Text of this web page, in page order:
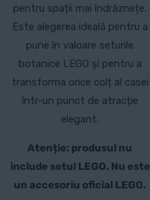
pentru spații mai îndrăznețe.
Este alegerea ideală pentru a
pune în valoare seturile
botanice LEGO și pentru a
transforma orice colț al casei
într-un punct de atracție
elegant.
Atenție: produsul nu
include setul LEGO. Nu este
un accesoriu oficial LEGO.